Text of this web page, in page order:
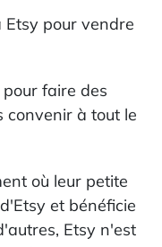
faire des
convenir à tout le
où leur petite
et bénéficie
Etsy n'est